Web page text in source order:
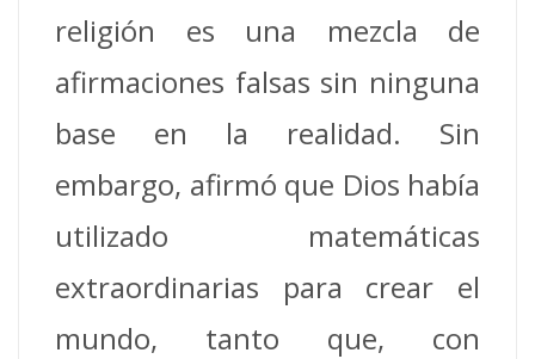
religión es una mezcla de
afirmaciones falsas sin ninguna
base en la realidad. Sin
embargo, afirmó que Dios había
utilizado matemáticas
extraordinarias para crear el
mundo, tanto que, con